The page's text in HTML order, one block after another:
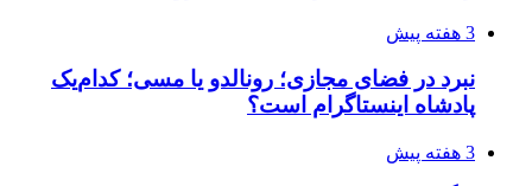
3 هفته پیش
نبرد در فضای مجازی؛ رونالدو یا مسی؛ کدام‌یک
پادشاه اینستاگرام است؟
3 هفته پیش